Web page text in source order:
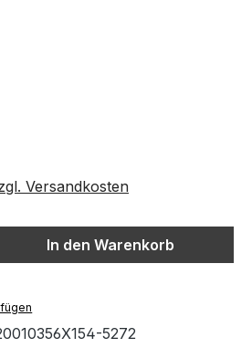
Versandkosten
Gib den
In den Warenkorb
5272